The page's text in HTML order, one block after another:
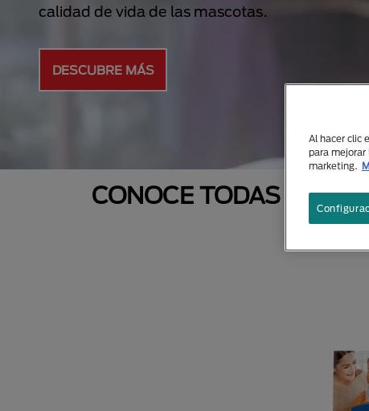
Reduce los alérgenos en el pelo y caspa de tu
CONOCE MÁS
CONOCE TODAS
Al hacer clic
para mejorar
marketing.